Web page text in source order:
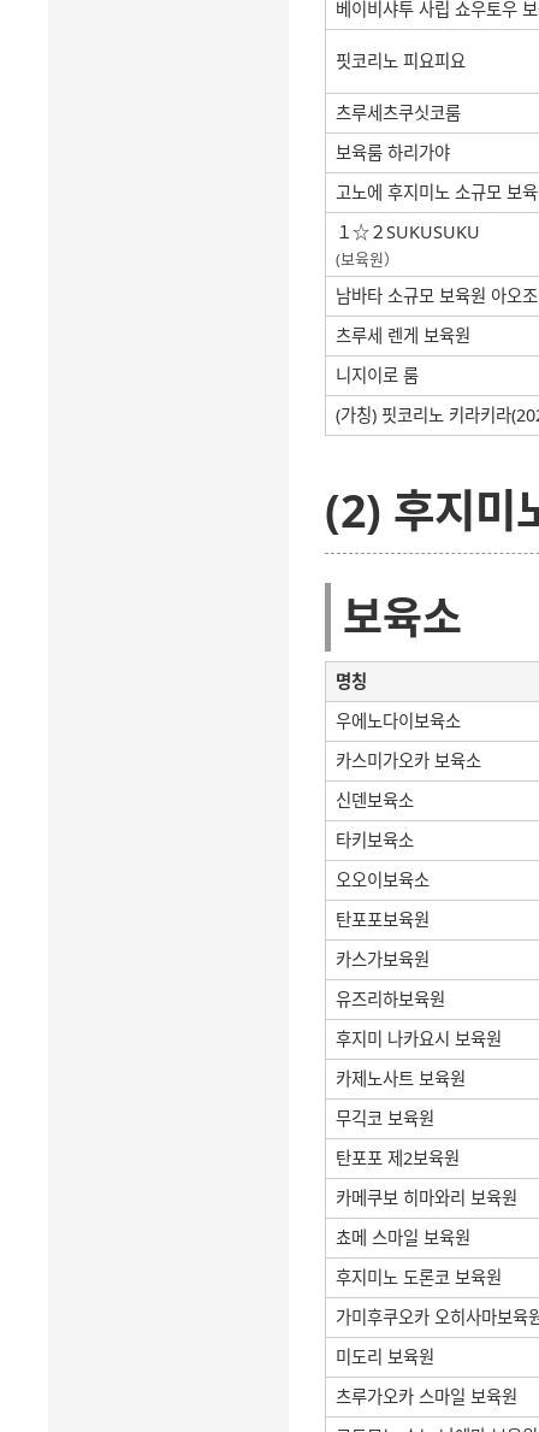
베이비샤투 사립 쇼우토우
핏코리노 피요피요
츠루세츠쿠싯코룸
보육룸 하리가야
고노에 후지미노 소규모 보
１☆２SUKUSUKU
(보육원）
남바타 소규모 보육원 아오
츠루세 렌게 보육원
니지이로 룸
(가칭) 핏코리노 키라키라
(2) 후지미
보육소
명칭
우에노다이보육소
카스미가오카 보육소
신덴보육소
타키보육소
오오이보육소
탄포포보육원
카스가보육원
유즈리하보육원
후지미 나카요시 보육원
카제노사트 보육원
무긱코 보육원
탄포포 제2보육원
카메쿠보 히마와리 보육원
쵸메 스마일 보육원
후지미노 도론코 보육원
가미후쿠오카 오히사마보육
미도리 보육원
츠루가오카 스마일 보육원